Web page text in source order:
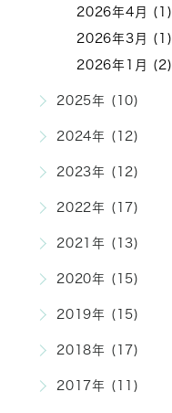
2026年4月 (1)
2026年3月 (1)
2026年1月 (2)
2025年 (10)
2024年 (12)
2023年 (12)
2022年 (17)
2021年 (13)
2020年 (15)
2019年 (15)
2018年 (17)
2017年 (11)